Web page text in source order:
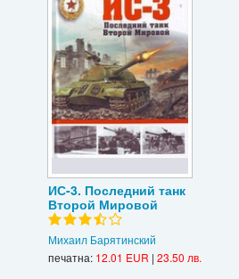
ИС-3. Последний танк
Второй Мировой
Михаил Барятинский
печатна: 12.01 EUR | 23.50 лв.